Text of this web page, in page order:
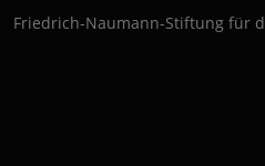
Friedrich-Naumann-Stiftung für